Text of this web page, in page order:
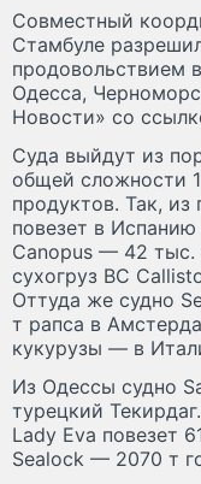
Совместный
Стамбуле
продовольствием
Одесса,
Новости» со
Суда выйдут из
общей сложности
продуктов. Так,
повезет в
Canopus — 42 тыс.
сухогруз BC
Оттуда же судно
т рапса в
кукурузы — в
Из Одессы судно
турецкий
Lady Eva повезет
Sealock — 2070 т